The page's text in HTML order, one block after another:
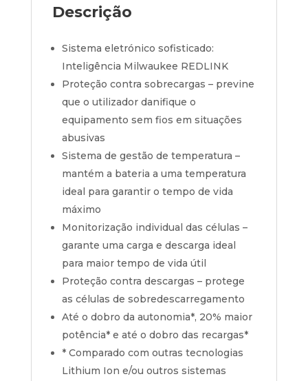
Descrição
Sistema eletrónico sofisticado:
Inteligência Milwaukee REDLINK
Proteção contra sobrecargas – previne
que o utilizador danifique o
equipamento sem fios em situações
abusivas
Sistema de gestão de temperatura –
mantém a bateria a uma temperatura
ideal para garantir o tempo de vida
máximo
Monitorização individual das células –
garante uma carga e descarga ideal
para maior tempo de vida útil
Proteção contra descargas – protege
as células de sobredescarregamento
Até o dobro da autonomia*, 20% maior
potência* e até o dobro das recargas*
* Comparado com outras tecnologias
Lithium Ion e/ou outros sistemas